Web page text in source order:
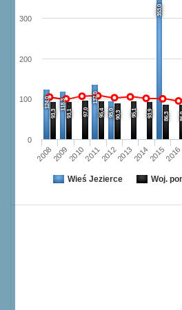
124,0 118,3
137,0
95,0
353,0
93,3 93,1 97,0 95,4 90,3 95,1 93,9 86,3
200820092010201120122013201420152016
0
100
200
300
Wieś Jezierce Woj.